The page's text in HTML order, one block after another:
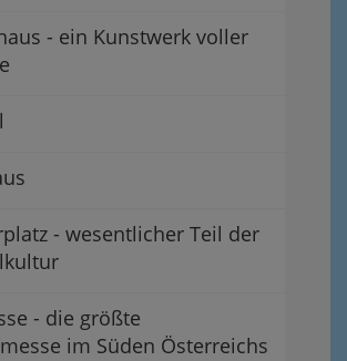
- ein Kunstwerk voller
- wesentlicher Teil der
- die größte
im Süden Österreichs